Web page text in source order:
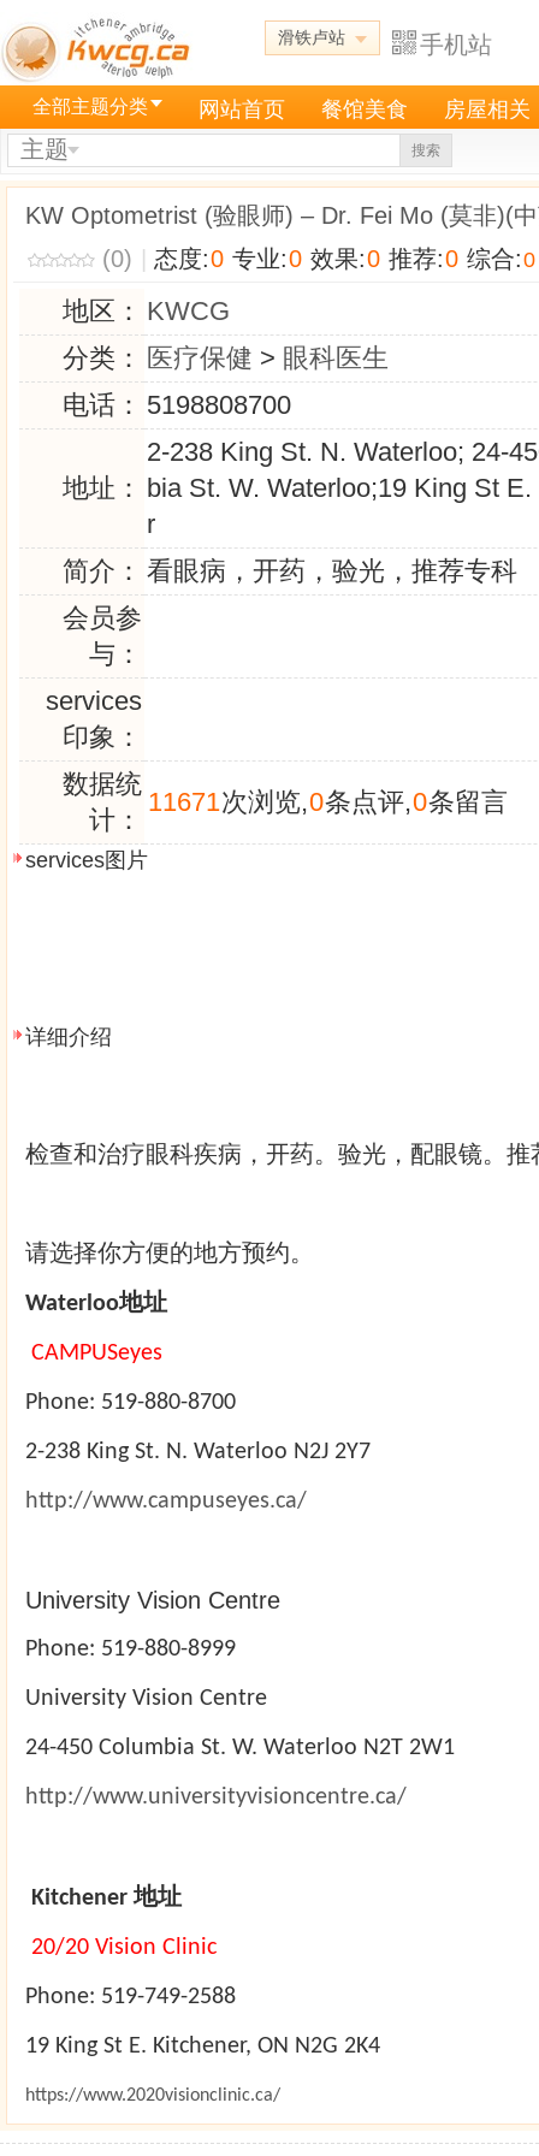
滑铁卢站 手机站
全部主题分类 网站首页 餐馆美食 房屋相关
主题 搜索
KW Optometrist (验眼师) – Dr. Fei Mo (莫非)(
(0)
态度:0 专业:0 效果:0 推荐:0 综合:0
地区： KWCG
分类：
医疗保健 > 眼科医生
电话： 5198808700
地址：
2-238 King St. N. Waterloo; 24-
bia St. W. Waterloo;19 King St
r
简介： 看眼病，开药，验光，推荐专科
会员参
与：
services
印象：
数据统
计：
11671次浏览,0条点评,0条留言
services图片
详细介绍
检查和治疗眼科疾病 ，开药。 验光，配眼镜。推
请选择你方便的地方预约。
Waterloo地址
CAMPUSeyes
Phone: 519-880-8700
2-238 King St. N. Waterloo N2J 2Y7
http://www.campuseyes.ca/
University Vision Centre
Phone: 519-880-8999
University Vision Centre
24-450 Columbia St. W. Waterloo N2T 2W1
http://www.universityvisioncentre.ca/
Kitchener 地址
20/20 Vision Clinic
Phone: 519-749-2588
19 King St E. Kitchener, ON N2G 2K4
https://www.2020visionclinic.ca/